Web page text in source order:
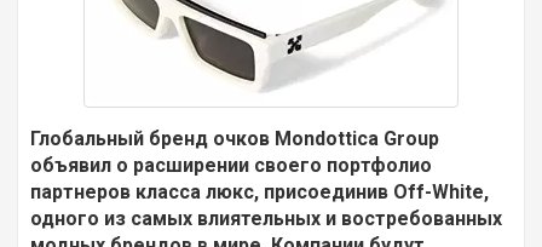
Глобальный бренд очков Mondottica Group
объявил о расширении своего портфолио
партнеров класса люкс, присоединив Off-White,
одного из самых влиятельных и востребованных